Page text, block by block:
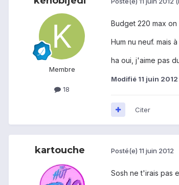
Membre
18
Budget 220 max on
Hum nu neuf. mais
ha oui, j'aime pas
Modifié 11 juin 2012
Citer
kartouche Posté(e) 11 juin 2012
Sosh ne t'irais pas